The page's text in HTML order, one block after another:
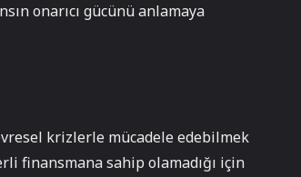
onarıcı gücünü anlamaya
krizlerle mücadele edebilmek
finansmana sahip olamadığı için